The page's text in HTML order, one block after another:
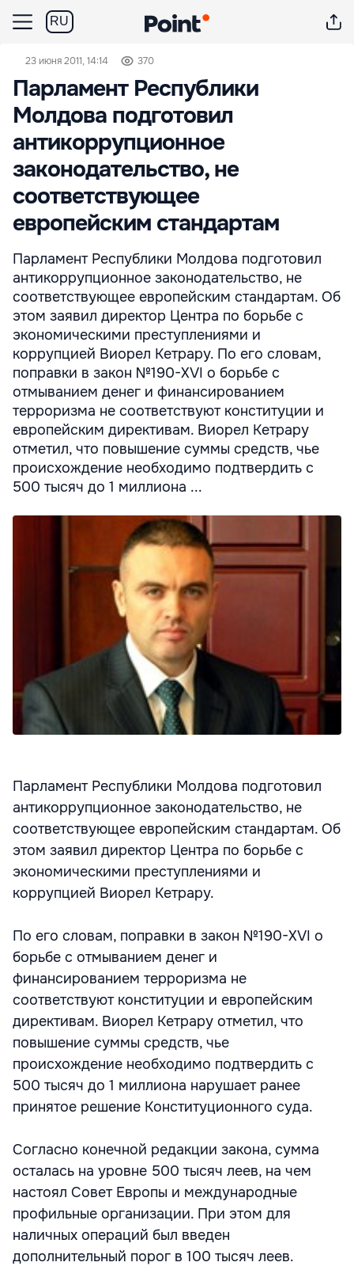
RU
23 июня 2011, 14:14 370
Парламент Республики
Молдова подготовил
антикоррупционное
законодательство, не
соответствующее
европейским стандартам
Парламент Республики Молдова подготовил
антикоррупционное законодательство, не
соответствующее европейским стандартам. Об
этом заявил директор Центра по борьбе с
экономическими преступлениями и
коррупцией Виорел Кетрару. По его словам,
поправки в закон №190-XVI о борьбе с
отмыванием денег и финансированием
терроризма не соответствуют конституции и
европейским директивам. Виорел Кетрару
отметил, что повышение суммы средств, чье
происхождение необходимо подтвердить с
500 тысяч до 1 миллиона ...
Парламент Республики Молдова подготовил
антикоррупционное законодательство, не
соответствующее европейским стандартам. Об
этом заявил директор Центра по борьбе с
экономическими преступлениями и
коррупцией Виорел Кетрару.
По его словам, поправки в закон №190-XVI о
борьбе с отмыванием денег и
финансированием терроризма не
соответствуют конституции и европейским
директивам. Виорел Кетрару отметил, что
повышение суммы средств, чье
происхождение необходимо подтвердить с
500 тысяч до 1 миллиона нарушает ранее
принятое решение Конституционного суда.
Согласно конечной редакции закона, сумма
осталась на уровне 500 тысяч леев, на чем
настоял Совет Европы и международные
профильные организации. При этом для
наличных операций был введен
дополнительный порог в 100 тысяч леев.